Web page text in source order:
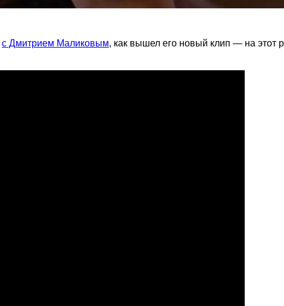
с Дмитрием Маликовым, как вышел его новый клип — на этот